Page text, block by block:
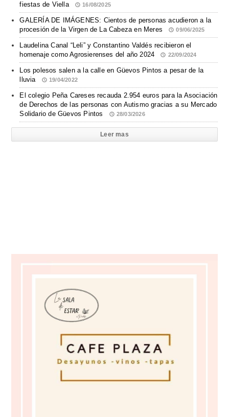
fiestas de Viella
16/08/2025
GALERÍA DE IMÁGENES: Cientos de personas acudieron a la
procesión de la Virgen de La Cabeza en Meres
09/06/2025
Laudelina Canal “Leli” y Constantino Valdés recibieron el
homenaje como Agrosierenses del año 2024
22/09/2024
Los polesos salen a la calle en Güevos Pintos a pesar de la
lluvia
19/04/2022
El colegio Peña Careses recauda 2.954 euros para la Asociación
de Derechos de las personas con Autismo gracias a su Mercado
Solidario de Güevos Pintos
28/03/2026
Leer mas